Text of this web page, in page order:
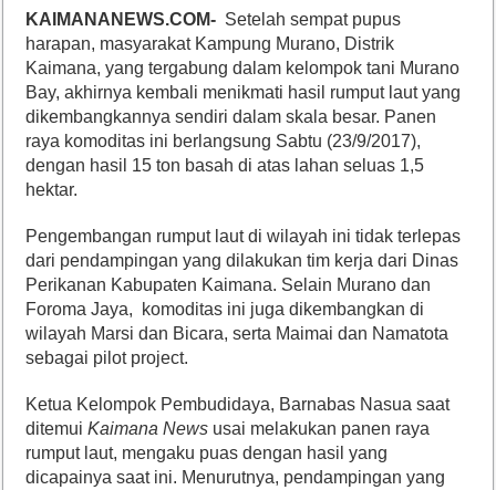
KAIMANANEWS.COM- Setelah sempat pupus
harapan, masyarakat Kampung Murano, Distrik
Kaimana, yang tergabung dalam kelompok tani Murano
Bay, akhirnya kembali menikmati hasil rumput laut yang
dikembangkannya sendiri dalam skala besar. Panen
raya komoditas ini berlangsung Sabtu (23/9/2017),
dengan hasil 15 ton basah di atas lahan seluas 1,5
hektar.
Pengembangan rumput laut di wilayah ini tidak terlepas
dari pendampingan yang dilakukan tim kerja dari Dinas
Perikanan Kabupaten Kaimana. Selain Murano dan
Foroma Jaya, komoditas ini juga dikembangkan di
wilayah Marsi dan Bicara, serta Maimai dan Namatota
sebagai pilot project.
Ketua Kelompok Pembudidaya, Barnabas Nasua saat
ditemuiKaimana News usai melakukan panen raya
rumput laut, mengaku puas dengan hasil yang
dicapainya saat ini. Menurutnya, pendampingan yang